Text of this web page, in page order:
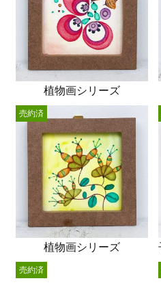
植物画シリーズ
植物画シリーズ
売約済
売約済